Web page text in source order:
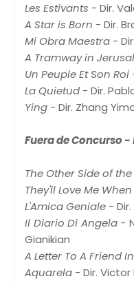
Les Estivants - Dir.
A Star is Born - Dir.
Mi Obra Maestra -
A Tramway in
Un Peuple Et Son Roi
La Quietud - Dir.
Ying - Dir. Zhang
Fuera de Concurso
The Other Side of
They'll Love Me
L'Amica Geniale -
Il Diario Di Angela-
Gianikian
A Letter To A Friend
Aquarela - Dir. Victor